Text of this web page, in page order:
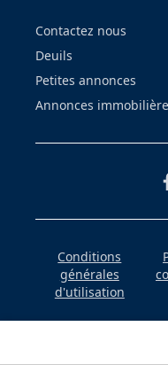
Contactez nous
Deuils
Petites annonces
Annonces
Conditions
générales
d'utilisation